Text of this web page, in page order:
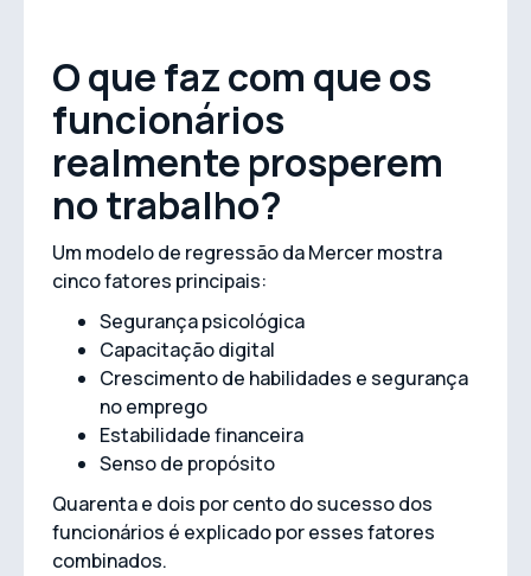
O que faz com que os
funcionários
realmente prosperem
no trabalho?
Um modelo de regressão da Mercer mostra
cinco fatores principais:
Segurança psicológica
Capacitação digital
Crescimento de habilidades e segurança
no emprego
Estabilidade financeira
Senso de propósito
Quarenta e dois por cento do sucesso dos
funcionários é explicado por esses fatores
combinados.